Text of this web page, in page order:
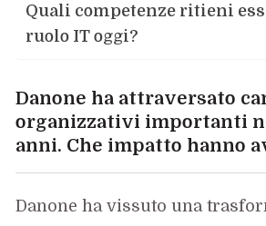
Quali competenze ritieni
ruolo IT oggi?
Danone ha attraversato
organizzativi importanti
anni. Che impatto hanno
Danone ha vissuto una